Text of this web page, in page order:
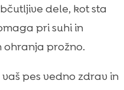
dele, kot sta
pri suhi in
ohranja prožno.
pes vedno zdrav in